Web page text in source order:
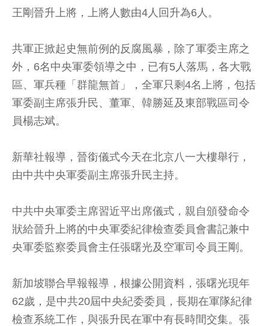
王剛晉升上將，上將人數由4人回升為6人。
共軍正掀起史無前例的反腐風暴，除了軍委主席之
外，6名中央軍委領導之中，已有5人落馬，各大戰
區、軍兵種「群龍無首」，全軍只剩4名上將，包括
軍委副主席張升民、董軍、韓勝延及東部戰區司令
員楊志斌。
新華社報導，晉銜儀式今天在北京八一大樓舉行，
由中共中央軍委副主席張升民主持。
中共中央軍委主席習近平出席儀式，親自頒發命令
狀給晉升上將的中央軍委紀律檢查委員會書記兼中
央軍委監察委員會主任張曙光及空軍司令員王剛。
新加坡聯合早報報導，根據公開資料，張曙光現年
62歲，是中共20屆中央紀委委員，長期在軍隊紀律
檢查系統工作，與張升民在軍中有長時間交集。張